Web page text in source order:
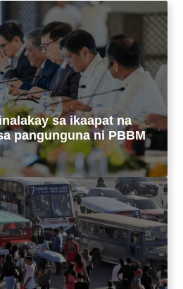
sa ikaapat na
pangunguna ni PBBM